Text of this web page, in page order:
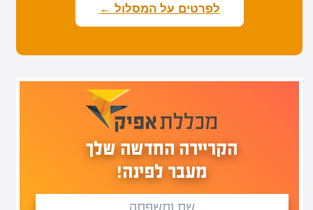
לפרטים על המסלול ←
הקריירה החדשה שלך
מעבר לפינה!